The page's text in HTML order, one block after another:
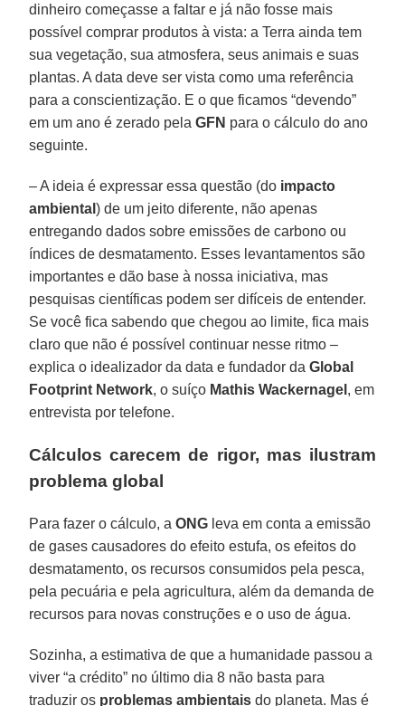
dinheiro começasse a faltar e já não fosse mais
possível comprar produtos à vista: a Terra ainda tem
sua vegetação, sua atmosfera, seus animais e suas
plantas. A data deve ser vista como uma referência
para a conscientização. E o que ficamos “devendo”
em um ano é zerado pelaGFN para o cálculo do ano
seguinte.
– A ideia é expressar essa questão (do impacto
ambiental) de um jeito diferente, não apenas
entregando dados sobre emissões de carbono ou
índices de desmatamento. Esses levantamentos são
importantes e dão base à nossa iniciativa, mas
pesquisas científicas podem ser difíceis de entender.
Se você fica sabendo que chegou ao limite, fica mais
claro que não é possível continuar nesse ritmo –
explica o idealizador da data e fundador daGlobal
Footprint Network, o suíço Mathis Wackernagel , em
entrevista por telefone.
Cálculos carecem de rigor, mas ilustram
problema global
Para fazer o cálculo, aONG leva em conta a emissão
de gases causadores do efeito estufa, os efeitos do
desmatamento, os recursos consumidos pela pesca,
pela pecuária e pela agricultura, além da demanda de
recursos para novas construções e o uso de água.
Sozinha, a estimativa de que a humanidade passou a
viver “a crédito” no último dia 8 não basta para
traduzir os problemas ambientais do planeta. Mas é